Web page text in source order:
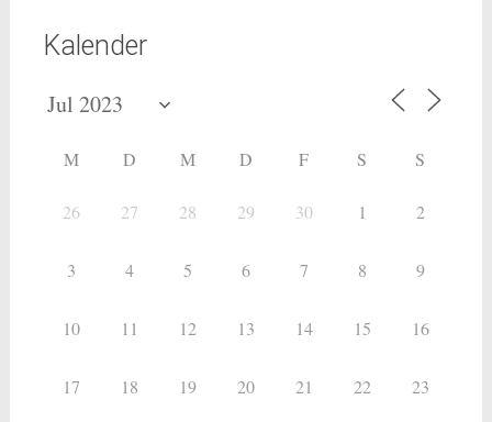
Kalender
M D M D F S S
26 27 28 29 30 1 2
3 4 5 6 7 8 9
10 11 12 13 14 15 16
17 18 19 20 21 22 23